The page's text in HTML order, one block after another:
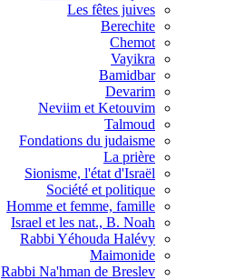
Les fêtes juives
Berechite
Chemot
Vayikra
Bamidbar
Devarim
Neviim et Ketouvim
Talmoud
Fondations du judaisme
La prière
Sionisme, l'état d'Israël
Société et politique
Homme et femme, famille
Israel et les nat., B. Noah
Rabbi Yéhouda Halévy
Maimonide
Rabbi Na'hman de Breslev